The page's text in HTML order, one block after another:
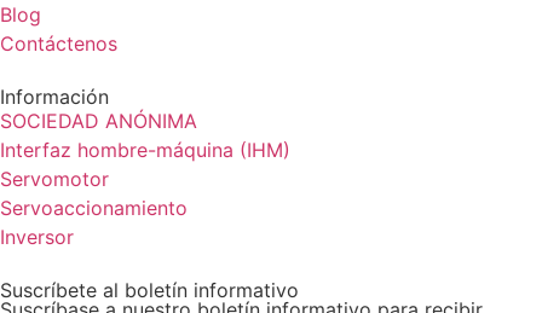
Blog
Contáctenos
Información
SOCIEDAD ANÓNIMA
Interfaz hombre-máquina (IHM)
Servomotor
Servoaccionamiento
Inversor
Suscríbete al boletín informativo